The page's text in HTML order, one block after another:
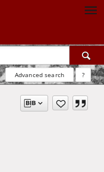
Advanced search ?